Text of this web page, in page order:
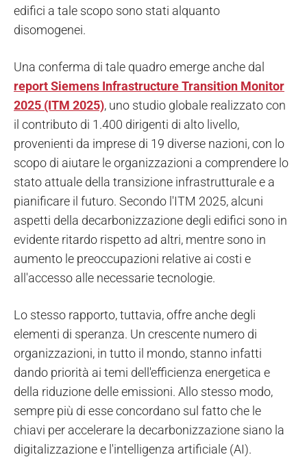
edifici a tale scopo sono stati alquanto
disomogenei.
Una conferma di tale quadro emerge anche dal
report Siemens Infrastructure Transition Monitor
2025 (ITM 2025), uno studio globale realizzato con
il contributo di 1.400 dirigenti di alto livello,
provenienti da imprese di 19 diverse nazioni, con lo
scopo di aiutare le organizzazioni a comprendere lo
stato attuale della transizione infrastrutturale e a
pianificare il futuro. Secondo l'ITM 2025, alcuni
aspetti della decarbonizzazione degli edifici sono in
evidente ritardo rispetto ad altri, mentre sono in
aumento le preoccupazioni relative ai costi e
all'accesso alle necessarie tecnologie.
Lo stesso rapporto, tuttavia, offre anche degli
elementi di speranza. Un crescente numero di
organizzazioni, in tutto il mondo, stanno infatti
dando priorità ai temi dell'efficienza energetica e
della riduzione delle emissioni. Allo stesso modo,
sempre più di esse concordano sul fatto che le
chiavi per accelerare la decarbonizzazione siano la
digitalizzazione e l'intelligenza artificiale (AI).